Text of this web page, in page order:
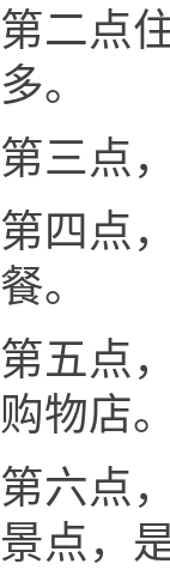
第二点
多。
第三点
第四点
餐。
第五点
购物店。
第六点
景点，